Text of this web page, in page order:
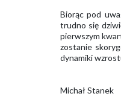
Biorąc pod
trudno się
pierwszym
zostanie
dynamiki
Michał Stanek